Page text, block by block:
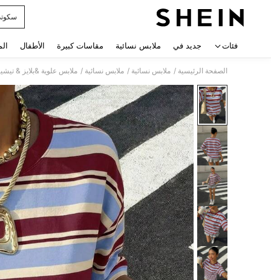
فئات جديد في ملابس نسائية مقاسات كبيرة الأطفال
الصفحة الرئيسية / ملابس نسائية / ملابس نسائية / ملابس علوية &بلايز &